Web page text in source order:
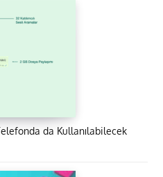
da Kullanılabilecek